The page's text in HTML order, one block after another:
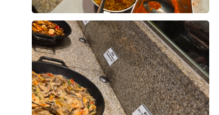
식사 후에는 마침 저희가 계약한 펠리체홀에 예식이 없어
홀도 여유롭게 둘러볼 수 있었습니다. 어두운 홀에 웅장
한 샹들리에와 수많은 꽃 장식이 어우러진 모습이 정말
멋있었고, 신부 입장 때 샹들리에가 내려오는 연출까지
직접 보고 나니 결혼한다는 게 비로소 실감 났습니다. 어
머님들도 같은 마음이셨다고 하네요. 그 순간이 너무 멋
져서 사진으로도 남겨 함께 첨부합니다. 시식과 홀 투어
모두 만족스러웠고, 9월 본식이 더욱 기대되는 하루였습
니다.
를 유지하고 있어 더욱 맛있게 먹을 수 있었습니다.
특히 육류 메뉴는 부드럽고 촉촉했으며, 초밥과 해산물도
신선해서 만족스러웠습니다. 즉석에서 바로 만들어 주시
는 메뉴는 따뜻하게 즐길 수 있어 더욱 좋았고, 디저트 코
너에는 케이크와 과일, 다양한 디저트가 준비되어 있어
식사 후 마무리까지 기분 좋게 할 수 있었습니다. 음식 간
도 너무 자극적이지 않아 어르신들께서도 부담 없이 드실
수 있을 것 같다는 점이 인상적이었습니다.
+8
후기가 도움이 되었나요? 0
서창희, 채아린 2026-08-02 20명 읽음